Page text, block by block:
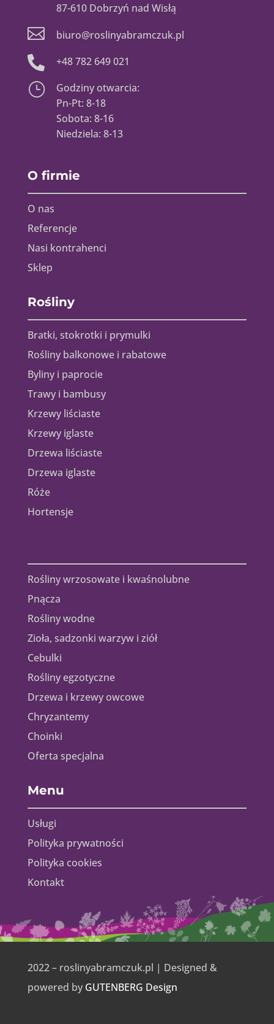
87-610 Dobrzyń nad Wisłą
 biuro@roslinyabramczuk.pl
 +48 782 649 021
}
Godziny otwarcia:
Pn-Pt: 8-18
Sobota: 8-16
Niedziela: 8-13
O firmie
O nas
Referencje
Nasi kontrahenci
Sklep
Rośliny
Bratki, stokrotki i prymulki
Rośliny balkonowe i rabatowe
Byliny i paprocie
Trawy i bambusy
Krzewy liściaste
Krzewy iglaste
Drzewa liściaste
Drzewa iglaste
Róże
Hortensje
Rośliny wrzosowate i kwaśnolubne
Pnącza
Rośliny wodne
Zioła, sadzonki warzyw i ziół
Cebulki
Rośliny egzotyczne
Drzewa i krzewy owcowe
Chryzantemy
Choinki
Oferta specjalna
Menu
Usługi
Polityka prywatności
Polityka cookies
Kontakt
2022 – roslinyabramczuk.pl | Designed &
powered by GUTENBERG Design